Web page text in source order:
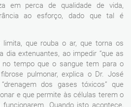
em perca de qualidade de vida,
ao esforço, dado que tal é
que rouba o ar, que torna os
dia extenuantes, ao impedir “que as
tempo que o sangue tem para o
pulmonar, explica o Dr. José
dos gases tóxicos” que
e que permite às células terem o
Quando isto acontece,